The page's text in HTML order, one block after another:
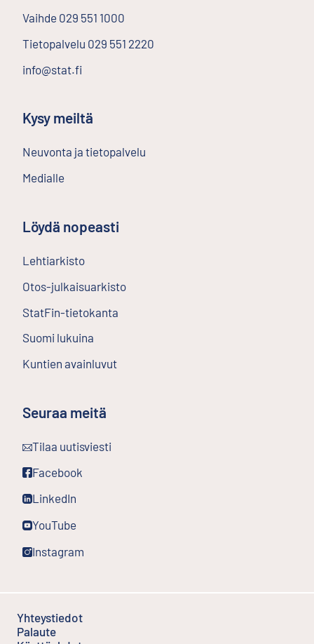
Vaihde 029 551 1000
Tietopalvelu 029 551 2220
info@stat.fi
Kysy meiltä
Neuvonta ja tietopalvelu
Medialle
Löydä nopeasti
Lehtiarkisto
Otos-julkaisuarkisto
StatFin-tietokanta
Suomi lukuina
Kuntien avainluvut
Seuraa meitä
Tilaa uutisviesti
Ulkoinen linkki
Facebook
Ulkoinen linkki
LinkedIn
Ulkoinen linkki
YouTube
Ulkoinen linkki
Instagram
Ulkoinen linkki
Yhteystiedot
Palaute